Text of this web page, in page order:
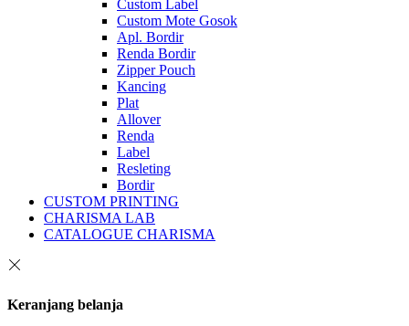
Custom Label
Custom Mote Gosok
Apl. Bordir
Renda Bordir
Zipper Pouch
Kancing
Plat
Allover
Renda
Label
Resleting
Bordir
CUSTOM PRINTING
CHARISMA LAB
CATALOGUE CHARISMA
Keranjang belanja